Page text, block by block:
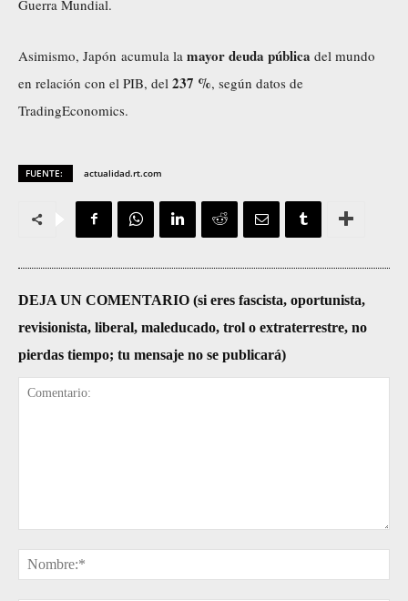
Guerra Mundial.
Asimismo, Japón acumula la mayor deuda pública del mundo
en relación con el PIB, del 237 %, según datos de
TradingEconomics.
FUENTE: actualidad.rt.com
DEJA UN COMENTARIO (si eres fascista, oportunista,
revisionista, liberal, maleducado, trol o extraterrestre, no
pierdas tiempo; tu mensaje no se publicará)